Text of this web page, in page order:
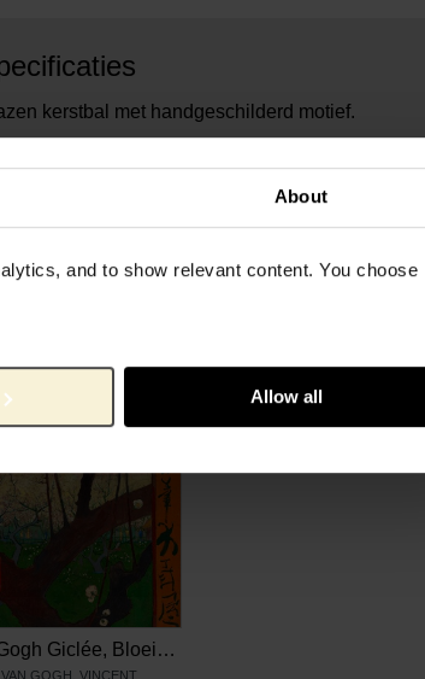
About
and to show relevant content. You choose
Allow all
kerstbal met handgeschilderd motief.
677898
Van Gogh Museum Amsterdam
Glas
Van Gogh Giclée, Bloeiende pruimenboomgaard (naar Hiroshige)
VAN GOGH, VINCENT